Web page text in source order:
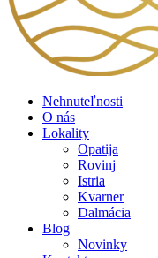
Nehnuteľnosti
O nás
Lokality
Opatija
Rovinj
Istria
Kvarner
Dalmácia
Blog
Novinky